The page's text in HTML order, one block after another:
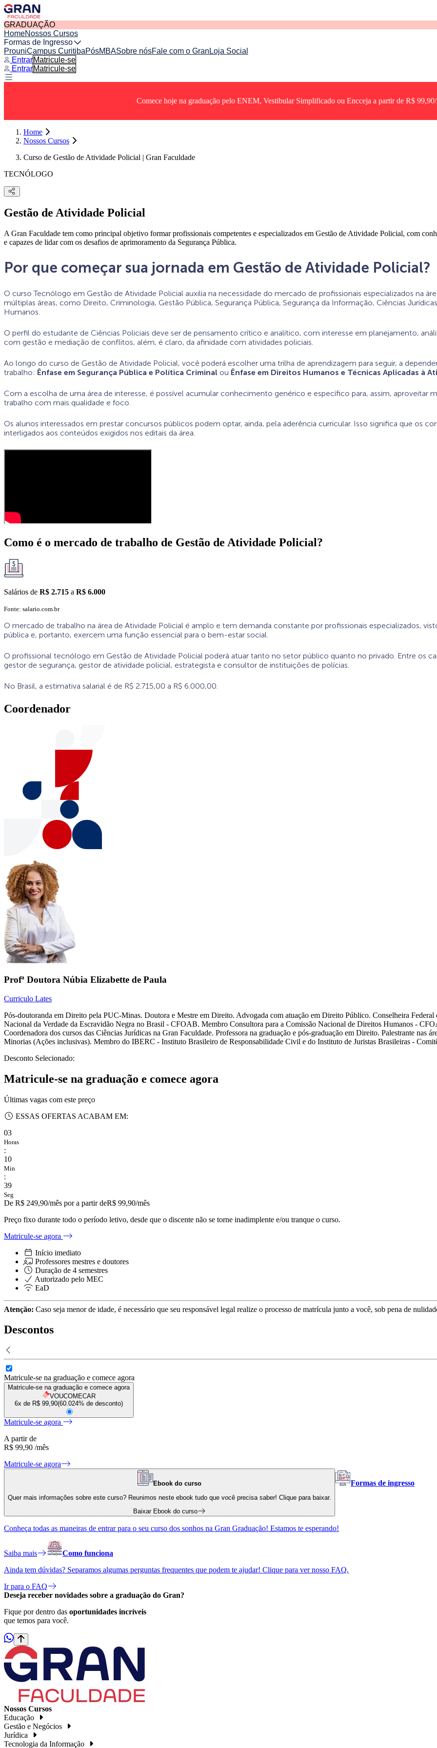
GRADUAÇÃO
HomeNossos Cursos
Formas de Ingresso
ProuniCampus CuritibaPósMBASobre nósFale com o Gran Loja Social
EntrarMatricule-se
EntrarMatricule-se
Comece hoje na graduação pelo ENEM, Vestibular Simplificado ou Encceja a partir de R$ 99,90/
Home
Nossos Cursos
Curso de Gestão de Atividade Policial | Gran Faculdade
TECNÓLOGO
Gestão de Atividade Policial
A Gran Faculdade tem como principal objetivo formar profissionais competentes e especializados em Gestão de Atividade Policial, com
e capazes de lidar com os desafios de aprimoramento da Segurança Pública.
Por que começar sua jornada em Gestão de Atividade Policial?
O curso Tecnólogo em Gestão de Atividade Policial auxilia na necessidade do mercado de profissionais especializados na
múltiplas áreas, como Direito, Criminologia, Gestão Pública, Segurança Pública, Segurança da Informação, Ciências
Humanos.
O perfil do estudante de Ciências Policiais deve ser de pensamento crítico e analítico, com interesse em planejamento,
com gestão e mediação de conflitos, além, é claro, da afinidade com atividades policiais.
Ao longo do curso de Gestão de Atividade Policial, você poderá escolher uma trilha de aprendizagem para seguir, a
trabalho: Ênfase em Segurança Pública e Política Criminal ou Ênfase em Direitos Humanos e Técnicas Aplicadas à
Com a escolha de uma área de interesse, é possível acumular conhecimento genérico e específico para, assim,
trabalho com mais qualidade e foco.
Os alunos interessados em prestar concursos públicos podem optar, ainda, pela aderência curricular. Isso significa que os
interligados aos conteúdos exigidos nos editais da área.
Como é o mercado de trabalho de Gestão de Atividade Policial?
Salários de R$ 2.715 a R$ 6.000
Fonte: salario.com.br
O mercado de trabalho na área de Atividade Policial é amplo e tem demanda constante por profissionais especializados,
pública e, portanto, exercem uma função essencial para o bem-estar social.
O profissional tecnólogo em Gestão de Atividade Policial poderá atuar tanto no setor público quanto no privado. Entre os
gestor de segurança, gestor de atividade policial, estrategista e consultor de instituições de polícias.
No Brasil, a estimativa salarial é de R$ 2.715,00 a R$ 6.000,00.
Coordenador
Profª Doutora Núbia Elizabette de Paula
Curriculo Lates
Pós-doutoranda em Direito pela PUC-Minas. Doutora e Mestre em Direito. Advogada com atuação em Direito Público. Conselheira
Nacional da Verdade da Escravidão Negra no Brasil - CFOAB. Membro Consultora para a Comissão Nacional de Direitos Humanos -
Coordenadora dos cursos das Ciências Jurídicas na Gran Faculdade. Professora na graduação e pós-graduação em Direito. Palestrante
Minorias (Ações inclusivas). Membro do IBERC - Instituto Brasileiro de Responsabilidade Civil e do Instituto de Juristas Brasileiras -
Desconto Selecionado:
Matricule-se na graduação e comece agora
Últimas vagas com este preço
ESSAS OFERTAS ACABAM EM:
03
Horas
:
10
Min
:
38
Seg
De R$ 249,90/mês por a partir deR$ 99,90/mês
Preço fixo durante todo o período letivo, desde que o discente não se torne inadimplente e/ou tranque o curso.
Matricule-se agora
Início imediato
Professores mestres e doutores
Duração de 4 semestres
Autorizado pelo MEC
EaD
Atenção: Caso seja menor de idade, é necessário que seu responsável legal realize o processo de matrícula junto a você, sob pena de
Descontos
Matricule-se na graduação e comece agora
Matricule-se na graduação e comece agora
VOUCOMECAR
6x de R$ 99,90(60.024% de desconto)
Matricule-se agora
A partir de
R$ 99,90 /mês
Matricule-se agora
Ebook do curso
Quer mais informações sobre este curso? Reunimos neste ebook tudo que você precisa saber! Clique para baixar.
Baixar Ebook do curso
Formas de ingresso
Conheça todas as maneiras de entrar para o seu curso dos sonhos na Gran Graduação! Estamos te esperando!
Saiba mais
Como funciona
Ainda tem dúvidas? Separamos algumas perguntas frequentes que podem te ajudar! Clique para ver nosso FAQ.
Ir para o FAQ
Deseja receber novidades sobre a graduação do Gran?
Fique por dentro das oportunidades incríveis
que temos para você.
Nossos Cursos
Educação
Gestão e Negócios
Jurídica
Tecnologia da Informação